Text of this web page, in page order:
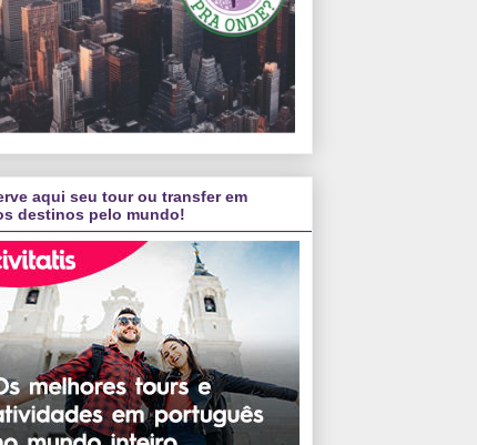
aqui seu tour ou transfer em
destinos pelo mundo!